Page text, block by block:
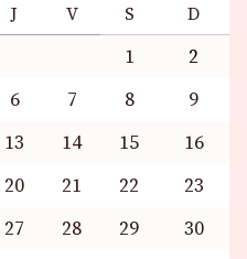
J V S D
1
2
6 7 8
9
13 14 15
16
20 21 22
23
27 28 29
30